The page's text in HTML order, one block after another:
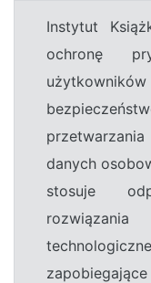
Instytut
ochronę
danych
stosuje
rozwiązania
technologiczne
zapobiegające